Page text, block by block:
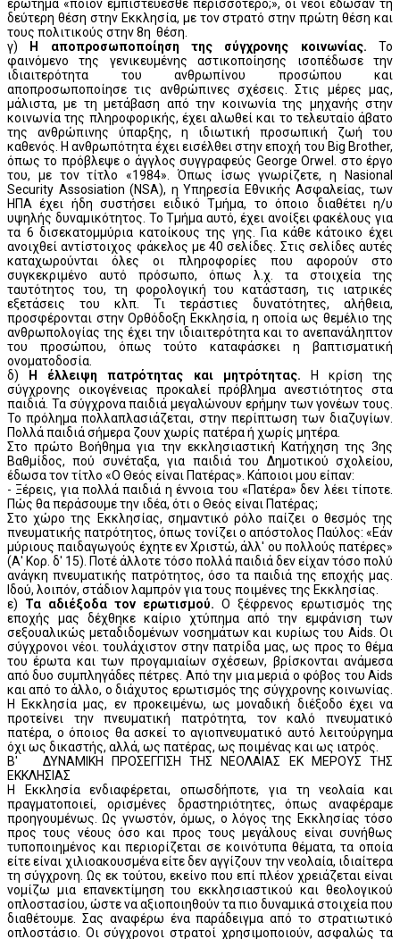
ερώτημα «ποιόν εμπιστεύεσθε περισσότερο;», οι νέοι έδωσαν τη
δεύτερη θέση στην Εκκλησία, με τον στρατό στην πρώτη θέση και
τους πολιτικούς στην 8η θέση.
γ)
Η αποπροσωποποίηση της σύγχρονης κοινωνίας. Το
φαινόμενο της γενικευμένης αστικοποίησης ισοπέδωσε την
ιδιαιτερότητα του ανθρωπίνου προσώπου και
αποπροσωποποίησε τις ανθρώπινες σχέσεις. Στις μέρες μας,
μάλιστα, με τη μετάβαση από την κοινωνία της μηχανής στην
κοινωνία της πληροφορικής, έχει αλωθεί και το τελευταίο άβατο
της ανθρώπινης ύπαρξης, η ιδιωτική προσωπική ζωή του
καθενός. Η ανθρωπότητα έχει εισέλθει στην εποχή του Big Brother,
όπως το πρόβλεψε ο άγγλος συγγραφεύς George Orwel. στο έργο
του, με τον τίτλο «1984». Όπως ίσως γνωρίζετε, η Nasional
Security Assosiation (ΝSΑ), η Υπηρεσία Εθνικής Ασφαλείας, των
ΗΠΑ έχει ήδη συστήσει ειδικό Τμήμα, το όποιο διαθέτει η/υ
υψηλής δυναμικότητος. Το Τμήμα αυτό, έχει ανοίξει φακέλους για
τα 6 δισεκατομμύρια κατοίκους της γης. Για κάθε κάτοικο έχει
ανοιχθεί αντίστοιχος φάκελος με 40 σελίδες. Στις σελίδες αυτές
καταχωρούνται όλες οι πληροφορίες που αφορούν στο
συγκεκριμένο αυτό πρόσωπο, όπως λ.χ. τα στοιχεία της
ταυτότητος του, τη φορολογική του κατάσταση, τις ιατρικές
εξετάσεις του κλπ. Τι τεράστιες δυνατότητες, αλήθεια,
προσφέρονται στην Ορθόδοξη Εκκλησία, η οποία ως θεμέλιο της
ανθρωπολογίας της έχει την ιδιαιτερότητα και το ανεπανάληπτον
του προσώπου, όπως τούτο καταφάσκει η βαπτισματική
ονοματοδοσία.
δ)
Η έλλειψη πατρότητας και μητρότητας. Η κρίση της
σύγχρονης οικογένειας προκαλεί πρόβλημα ανεστιότητος στα
παιδιά. Τα σύγχρονα παιδιά μεγαλώνουν ερήμην των γονέων τους.
Το πρόλημα πολλαπλασιάζεται, στην περίπτωση των διαζυγίων.
Πολλά παιδιά σήμερα ζουν χωρίς πατέρα ή χωρίς μητέρα.
Στο πρώτο Βοήθημα για την εκκλησιαστική Κατήχηση της 3ης
Βαθμίδος, πού συνέταξα, για παιδιά του Δημοτικού σχολείου,
έδωσα τον τίτλο «Ο Θεός είναι Πατέρας». Κάποιοι μου είπαν:
- Ξέρεις, για πολλά παιδιά η έννοια του «Πατέρα» δεν λέει τίποτε.
Πώς θα περάσουμε την ιδέα, ότι ο Θεός είναι Πατέρας;
Στο χώρο της Εκκλησίας, σημαντικό ρόλο παίζει ο θεσμός της
πνευματικής πατρότητος, όπως τονίζει ο απόστολος Παύλος: «Εάν
μύριους παιδαγωγούς έχητε εν Χριστώ, άλλ' ου πολλούς πατέρες»
(Α' Κορ. δ' 15). Ποτέ άλλοτε τόσο πολλά παιδιά δεν είχαν τόσο πολύ
ανάγκη πνευματικής πατρότητος, όσο τα παιδιά της εποχής μας.
Ιδού, λοιπόν, στάδιον λαμπρόν για τους ποιμένες της Εκκλησίας.
ε) Τα αδιέξοδα τον ερωτισμού. Ο ξέφρενος ερωτισμός της
εποχής μας δέχθηκε καίριο χτύπημα από την εμφάνιση των
σεξουαλικώς μεταδιδομένων νοσημάτων και κυρίως του Aids. Οι
σύγχρονοι νέοι. τουλάχιστον στην πατρίδα μας, ως προς το θέμα
του έρωτα και των προγαμιαίων σχέσεων, βρίσκονται ανάμεσα
από δυο συμπληγάδες πέτρες. Από την μια μεριά ο φόβος του Aids
και από το άλλο, ο διάχυτος ερωτισμός της σύγχρονης κοινωνίας.
Η Εκκλησία μας, εν προκειμένω, ως μοναδική διέξοδο έχει να
προτείνει την πνευματική πατρότητα, τον καλό πνευματικό
πατέρα, ο όποιος θα ασκεί το αγιοπνευματικό αυτό λειτούργημα
όχι ως δικαστής, αλλά, ως πατέρας, ως ποιμένας και ως ιατρός.
Β' ΔΥΝΑΜΙΚΗ ΠΡΟΣΕΓΓΙΣΗ ΤΗΣ ΝΕΟΛΑΙΑΣ ΕΚ ΜΕΡΟΥΣ ΤΗΣ
ΕΚΚΛΗΣΙΑΣ
Η Εκκλησία ενδιαφέρεται, οπωσδήποτε, για τη νεολαία και
πραγματοποιεί, ορισμένες δραστηριότητες, όπως αναφέραμε
προηγουμένως. Ως γνωστόν, όμως, ο λόγος της Εκκλησίας τόσο
προς τους νέους όσο και προς τους μεγάλους είναι συνήθως
τυποποιημένος και περιορίζεται σε κοινότυπα θέματα, τα οποία
είτε είναι χιλιοακουσμένα είτε δεν αγγίζουν την νεολαία, ιδιαίτερα
τη σύγχρονη. Ως εκ τούτου, εκείνο που επί πλέον χρειάζεται είναι
νομίζω μια επανεκτίμηση του εκκλησιαστικού και θεολογικού
οπλοστασίου, ώστε να αξιοποιηθούν τα πιο δυναμικά στοιχεία που
διαθέτουμε. Σας αναφέρω ένα παράδειγμα από το στρατιωτικό
οπλοστάσιο. Οι σύγχρονοι στρατοί χρησιμοποιούν, ασφαλώς τα